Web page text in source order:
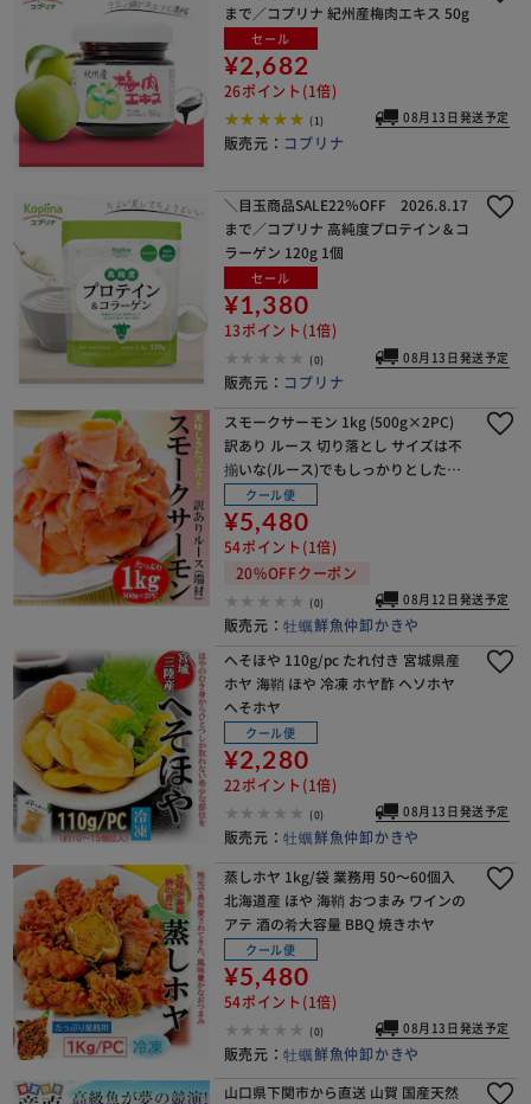
まで／コプリナ 紀州産梅肉エキス 50g
セール
¥2,682
26ポイント(1倍)
(1) 08月13日発送予定
販売元： コプリナ
＼目玉商品SALE22％OFF 2026.8.17
まで／コプリナ 高純度プロテイン＆コ
ラーゲン 120g 1個
セール
¥1,380
13ポイント(1倍)
(0) 08月13日発送予定
販売元： コプリナ
スモークサーモン 1kg (500g×2PC)
訳あり ルース 切り落とし サイズは不
揃いな(ルース)でもしっかりとした旨
み スモーク サーモン サラダ オードブ
ル 燻製 マリネ サンドウィッチ
クール便
¥5,480
54ポイント(1倍)
20%OFFクーポン
(0) 08月12日発送予定
販売元：牡蠣鮮魚仲卸かきや
へそほや 110g/pc たれ付き 宮城県産
ホヤ 海鞘 ほや 冷凍 ホヤ酢 ヘソホヤ
へそホヤ
クール便
¥2,280
22ポイント(1倍)
(0) 08月13日発送予定
販売元：牡蠣鮮魚仲卸かきや
蒸しホヤ 1kg/袋 業務用 50～60個入
北海道産 ほや 海鞘 おつまみ ワインの
アテ 酒の肴大容量 BBQ 焼きホヤ
クール便
¥5,480
54ポイント(1倍)
(0) 08月13日発送予定
販売元：牡蠣鮮魚仲卸かきや
山口県下関市から直送 山賀 国産天然